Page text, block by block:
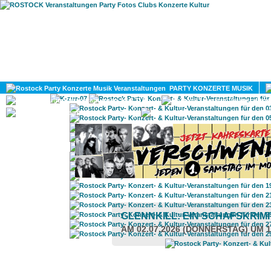
PARTY KONZERTE MUSIK
KULTUR
GAY
GLENNKILL: EIN
AM 02.07.2026 (DONNERSTAG) UM